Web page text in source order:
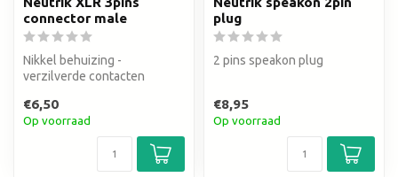
connector male
Nikkel behuizing -
verzilverde contacten
€6,50
Op voorraad
plug
2 pins speakon plug
€8,95
Op voorraad